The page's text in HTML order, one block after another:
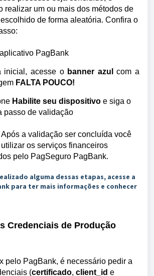
realizar um ou mais dos métodos de
de forma aleatória. Confira o
aplicativo PagBank
inicial, acesse o banner azulcom a
FALTA POUCO!
Habilite seu dispositivo e siga o
passo de validação
Após a validação ser concluída você
os serviços financeiros
pelo PagSeguro PagBank.
alguma dessas etapas, acesse a
para ter mais informações e conhecer
Credenciais de Produção
pelo PagBank, é necessário pedir a
(certificado, client_id e